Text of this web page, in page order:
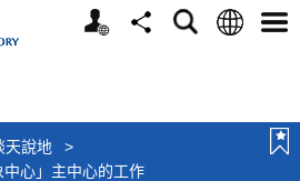
個
分
搜
語
選
天說地
>
心」主中心的工作